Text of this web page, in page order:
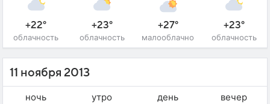
+22°
облачность
+23°
облачность
+27°
малооблачно
+23°
облачность
11 ноября 2013
ночь утро день вечер